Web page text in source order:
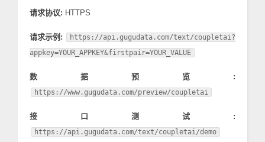
请求协议: HTTPS
请求示例:
https://api.gugudata.com/text/coupletai?
appkey=YOUR_APPKEY&firstpair=YOUR_VALUE
数据预览:
https://www.gugudata.com/preview/coupletai
接口测试:
https://api.gugudata.com/text/coupletai/demo